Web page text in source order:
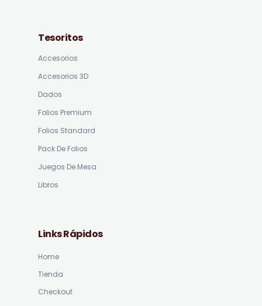
Tesoritos
Accesorios
Accesorios 3D
Dados
Folios Premium
Folios Standard
Pack De Folios
Juegos De Mesa
Libros
Links Rápidos
Home
Tienda
Checkout